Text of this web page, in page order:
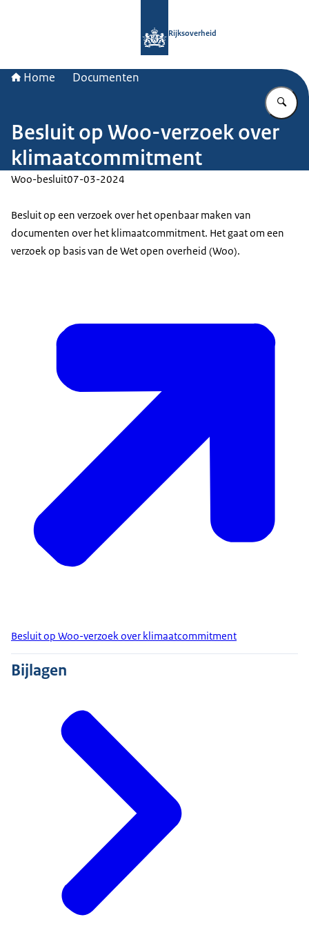
Rijksoverheid
Home Documenten
Besluit op Woo-verzoek over
klimaatcommitment
Woo-besluit07-03-2024
Besluit op een verzoek over het openbaar maken van
documenten over het klimaatcommitment. Het gaat om een
verzoek op basis van de Wet open overheid (Woo).
Besluit op Woo-verzoek over klimaatcommitment
Bijlagen